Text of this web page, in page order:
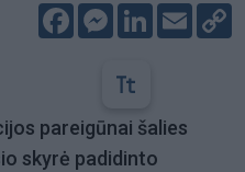
FacebookMessenger
LinkedIn
Email
pareigūnai šalies
skyrė padidinto